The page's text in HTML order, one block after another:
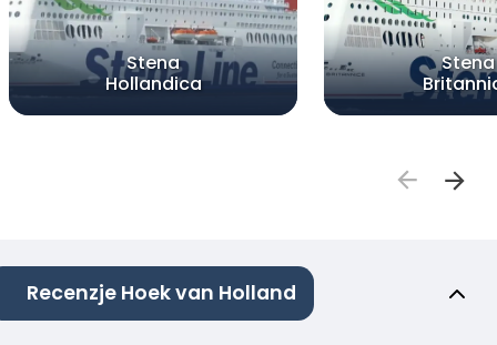
Stena
Hollandica
Stena
Recenzje Hoek van Holland